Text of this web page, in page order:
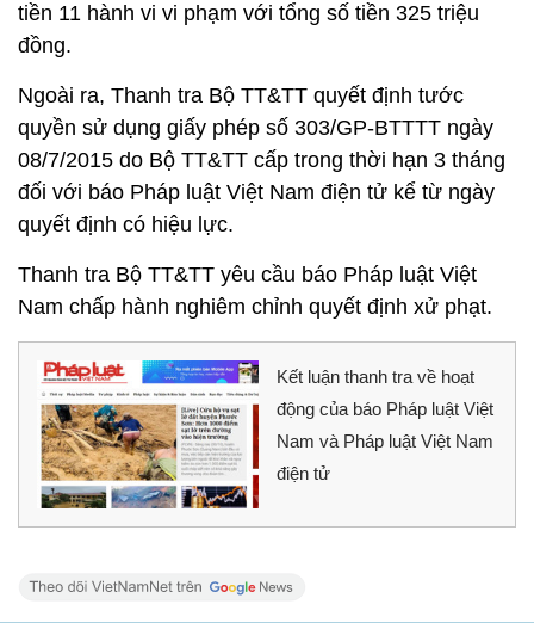
tiền 11 hành vi vi phạm với tổng số tiền 325 triệu
đồng.
Ngoài ra, Thanh tra Bộ TT&TT quyết định tước
quyền sử dụng giấy phép số 303/GP-BTTTT ngày
08/7/2015 do Bộ TT&TT cấp trong thời hạn 3 tháng
đối với báo Pháp luật Việt Nam điện tử kể từ ngày
quyết định có hiệu lực.
Thanh tra Bộ TT&TT yêu cầu báo Pháp luật Việt
Nam chấp hành nghiêm chỉnh quyết định xử phạt.
Kết luận thanh tra về hoạt
động của báo Pháp luật Việt
Nam và Pháp luật Việt Nam
điện tử